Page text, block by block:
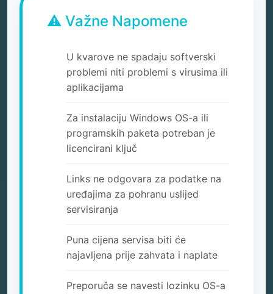
⚠️ Važne Napomene
U kvarove ne spadaju softverski
problemi niti problemi s virusima ili
aplikacijama
Za instalaciju Windows OS-a ili
programskih paketa potreban je
licencirani ključ
Links ne odgovara za podatke na
uređajima za pohranu uslijed
servisiranja
Puna cijena servisa biti će
najavljena prije zahvata i naplate
Preporuča se navesti lozinku OS-a